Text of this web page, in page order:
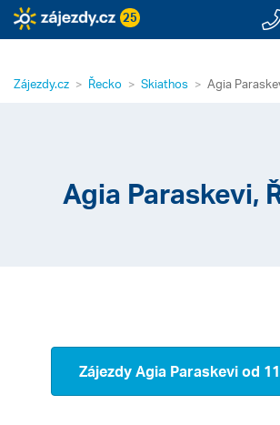
25
Zájezdy.cz Řecko Skiathos Agia
Agia Paraskevi,
Zájezdy Agia Paraskevi od